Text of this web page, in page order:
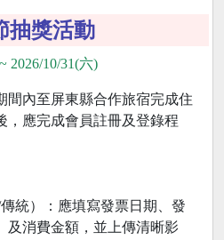
抽獎活動
2026/10/31(六)
間內至屏東縣合作旅宿完成住
，應完成會員註冊及登錄程
統）：應填寫發票日期、發
及消費金額，並上傳清晰影